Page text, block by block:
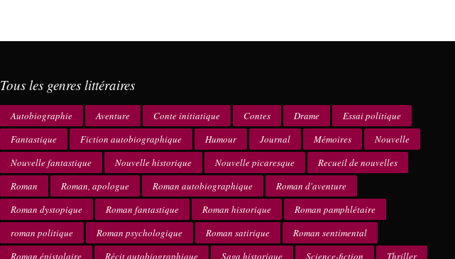
Tous les genres littéraires
Autobiographie Aventure Conte initiatique Contes Drame
Essai politique
Fantastique
Fiction autobiographique Humour Journal Mémoires
Nouvelle
Nouvelle fantastique
Nouvelle historique Nouvelle picaresque
Recueil de nouvelles
Roman
Roman, apologue Roman autobiographique
Roman d'aventure
Roman dystopique
Roman fantastique Roman historique
Roman pamphlétaire
roman politique
Roman psychologique Roman satirique
Roman sentimental
Roman épistolaire
Récit autobiographique Saga historique Science-fiction Thriller